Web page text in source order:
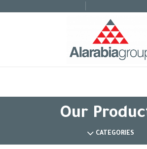
Our
CATEGORIES